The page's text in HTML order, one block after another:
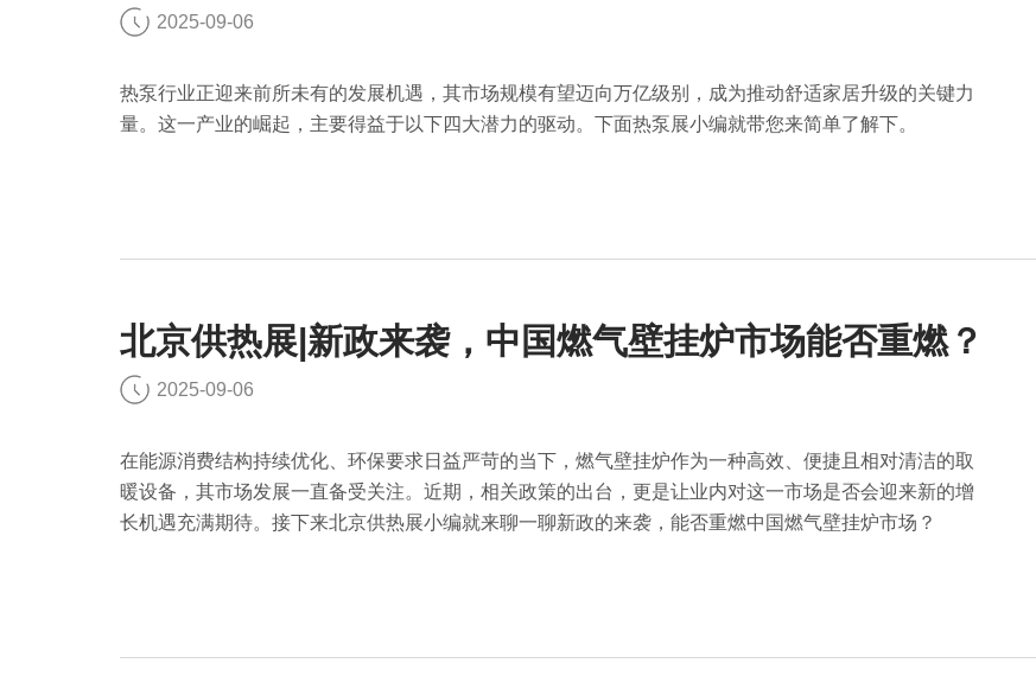
2025-09-06
热泵行业正迎来前所未有的发展机遇，其市场规模有望迈向万亿级别，成为推动舒适家居升级的关键力
量。这一产业的崛起，主要得益于以下四大潜力的驱动。下面热泵展小编就带您来简单了解下。
北京供热展|新政来袭，中国燃气壁挂炉市场能否重燃？
2025-09-06
在能源消费结构持续优化、环保要求日益严苛的当下，燃气壁挂炉作为一种高效、便捷且相对清洁的取
暖设备，其市场发展一直备受关注。近期，相关政策的出台，更是让业内对这一市场是否会迎来新的增
长机遇充满期待。接下来北京供热展小编就来聊一聊新政的来袭，能否重燃中国燃气壁挂炉市场？